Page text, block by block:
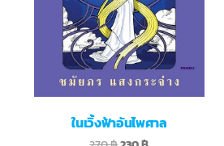
ในเวิ้งฟ้าอันไพศาล